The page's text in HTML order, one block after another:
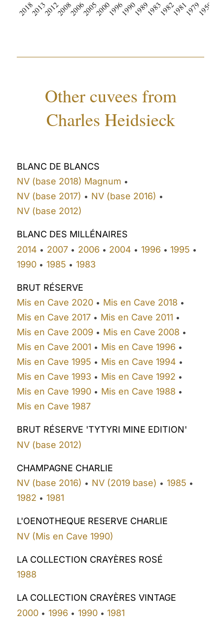
201820132012200820062005200019961990198919831982198119791959
Other cuvees from
Charles Heidsieck
BLANC DE BLANCS
NV (base 2018) Magnum •
NV (base 2017) • NV (base 2016) •
NV (base 2012)
BLANC DES MILLÉNAIRES
2014 • 2007• 2006 • 2004 • 1996 • 1995 •
1990 • 1985 • 1983
BRUT RÉSERVE
Mis en Cave 2020 • Mis en Cave 2018 •
Mis en Cave 2017 • Mis en Cave 2011 •
Mis en Cave 2009 • Mis en Cave 2008 •
Mis en Cave 2001 • Mis en Cave 1996 •
Mis en Cave 1995 • Mis en Cave 1994 •
Mis en Cave 1993 • Mis en Cave 1992 •
Mis en Cave 1990 • Mis en Cave 1988 •
Mis en Cave 1987
BRUT RÉSERVE 'TYTYRI MINE EDITION'
NV (base 2012)
CHAMPAGNE CHARLIE
NV (base 2016) • NV (2019 base) • 1985 •
1982 • 1981
L'OENOTHEQUE RESERVE CHARLIE
NV (Mis en Cave 1990)
LA COLLECTION CRAYÈRES ROSÉ
1988
LA COLLECTION CRAYÈRES VINTAGE
2000 • 1996 • 1990• 1981